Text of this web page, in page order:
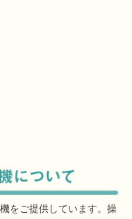
をご提供しています。操